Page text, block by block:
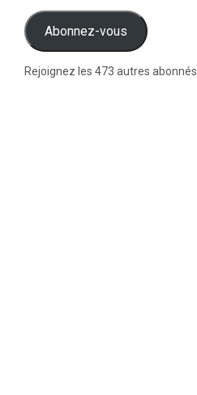
Abonnez-vous
Rejoignez les 473 autres abonnés